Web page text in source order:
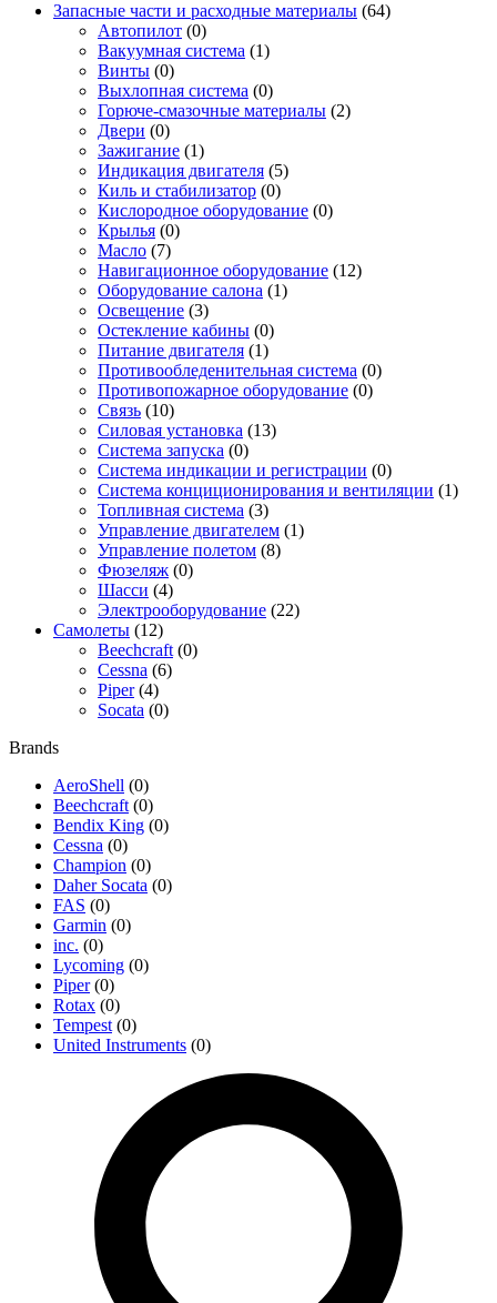
Запасные части и расходные материалы (64)
Автопилот (0)
Вакуумная система (1)
Винты (0)
Выхлопная система (0)
Горюче-смазочные материалы (2)
Двери (0)
Зажигание (1)
Индикация двигателя (5)
Киль и стабилизатор (0)
Кислородное оборудование (0)
Крылья (0)
Масло (7)
Навигационное оборудование (12)
Оборудование салона (1)
Освещение (3)
Остекление кабины (0)
Питание двигателя (1)
Противообледенительная система (0)
Противопожарное оборудование (0)
Связь (10)
Силовая установка (13)
Система запуска (0)
Система индикации и регистрации (0)
Система конциционирования и вентиляции (1)
Топливная система (3)
Управление двигателем (1)
Управление полетом (8)
Фюзеляж (0)
Шасси (4)
Электрооборудование (22)
Самолеты (12)
Beechcraft (0)
Cessna (6)
Piper (4)
Socata (0)
Brands
AeroShell (0)
Beechcraft (0)
Bendix King (0)
Cessna (0)
Champion (0)
Daher Socata (0)
FAS (0)
Garmin (0)
inc. (0)
Lycoming (0)
Piper (0)
Rotax (0)
Tempest (0)
United Instruments (0)